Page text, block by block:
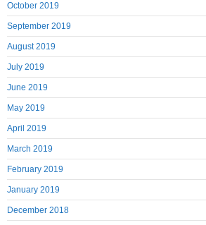
October 2019
September 2019
August 2019
July 2019
June 2019
May 2019
April 2019
March 2019
February 2019
January 2019
December 2018